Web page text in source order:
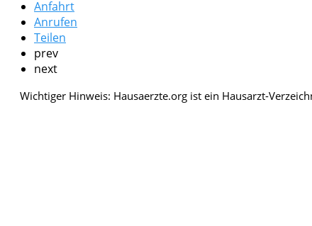
Anfahrt
Anrufen
Teilen
prev
next